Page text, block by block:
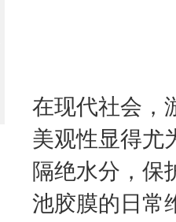
在现代社会，
美观性显得尤
隔绝水分，保
池胶膜的日常